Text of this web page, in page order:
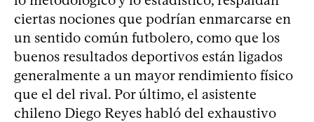
ciertas nociones que podrían enmarcarse en
un sentido común futbolero, como que los
buenos resultados deportivos están ligados
generalmente a un mayor rendimiento físico
que el del rival. Por último, el asistente
chileno Diego Reyes habló del exhaustivo